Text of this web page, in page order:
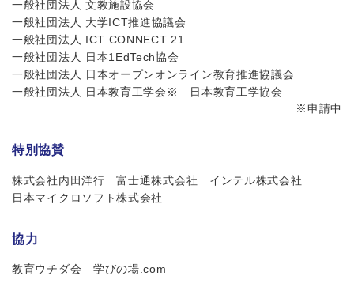
一般社団法人 文教施設協会
一般社団法人 大学ICT推進協議会
一般社団法人 ICT CONNECT 21
一般社団法人 日本1EdTech協会
一般社団法人 日本オープンオンライン教育推進協議会
一般社団法人 日本教育工学会※
日本教育工学協会
※申請中
特別協賛
株式会社内田洋行富士通株式会社 インテル株式会社
日本マイクロソフト株式会社
協力
教育ウチダ会 学びの場.com